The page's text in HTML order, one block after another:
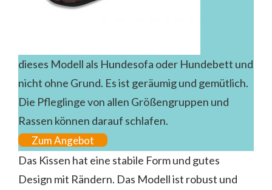
dieses Modell als Hundesofa oder Hundebett und
nicht ohne Grund. Es ist geräumig und gemütlich.
Die Pfleglinge von allen Größengruppen und
Rassen können darauf schlafen.
Zum Angebot
Das Kissen hat eine stabile Form und gutes
Design mit Rändern. Das Modell ist robust und